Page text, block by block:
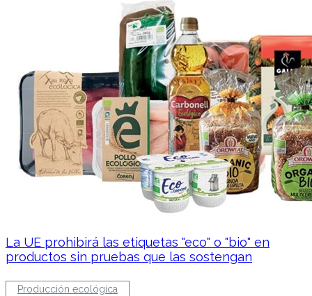
La UE prohibirá las etiquetas "eco" o "bio" en
productos sin pruebas que las sostengan
Producción ecológica